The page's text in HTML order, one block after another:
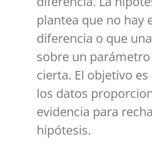
plantea que no hay
diferencia o que
sobre un
cierta. El objetivo
los datos
evidencia para
hipótesis.